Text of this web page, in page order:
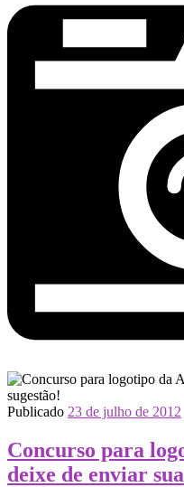
Publicado 23 de julho de 2012
Concurso para
deixe de enviar